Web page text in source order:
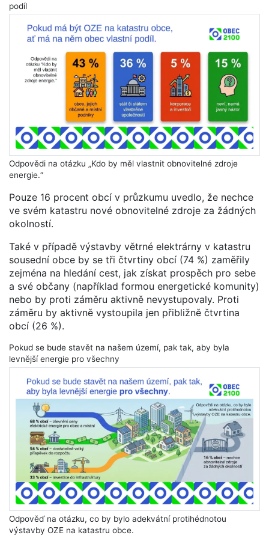
podíl
Odpovědi na otázku „Kdo by měl vlastnit obnovitelné zdroje
energie.“
Pouze 16 procent obcí v průzkumu uvedlo, že nechce
ve svém katastru nové obnovitelné zdroje za žádných
okolností.
Také v případě výstavby větrné elektrárny v katastru
sousední obce by se tři čtvrtiny obcí (74 %) zaměřily
zejména na hledání cest, jak získat prospěch pro sebe
a své občany (například formou energetické komunity)
nebo by proti záměru aktivně nevystupovaly. Proti
záměru by aktivně vystoupila jen přibližně čtvrtina
obcí (26 %).
Pokud se bude stavět na našem území, pak tak, aby byla
levnější energie pro všechny
Odpověď na otázku, co by bylo adekvátní protihédnotou
výstavby OZE na katastru obce.